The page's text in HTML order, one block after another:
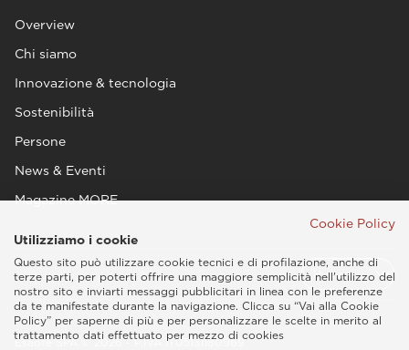
Overview
Chi siamo
Innovazione & tecnologia
Sostenibilità
Persone
News & Eventi
Magazine MORE
Esaote SPA © 2026 - P.IVA IT05131180969
Cookie Policy
Utilizziamo i cookie
Questo sito può utilizzare cookie tecnici e di profilazione, anche di
terze parti, per poterti offrire una maggiore semplicità nell'utilizzo del
nostro sito e inviarti messaggi pubblicitari in linea con le preferenze
da te manifestate durante la navigazione. Clicca su “Vai alla Cookie
Policy” per saperne di più e per personalizzare le scelte in merito al
trattamento dati effettuato per mezzo di cookies